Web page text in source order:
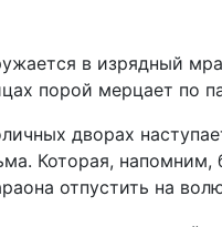
в изрядный
порой мерцает по
дворах
Которая,
отпустить на